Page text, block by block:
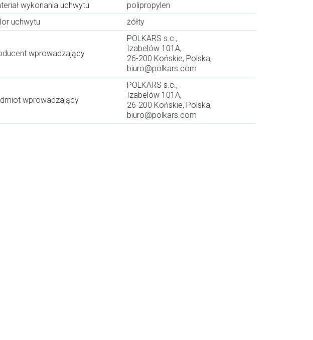
wykonania uchwytu
polipropylen
uchwytu
żółty
wprowadzający
POLKARS s.c.,
Izabelów 101A,
26-200 Końskie, Polska,
biuro@polkars.com
wprowadzający
POLKARS s.c.,
Izabelów 101A,
26-200 Końskie, Polska,
biuro@polkars.com